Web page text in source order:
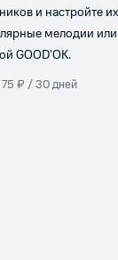
и настройте
мелодии
GOOD’OK.
75 ₽ / 30 дней